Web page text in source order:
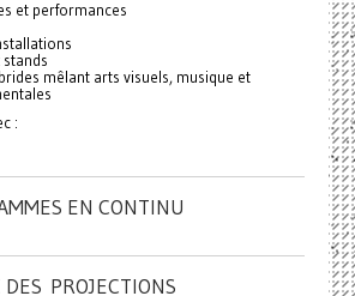
et performances
mêlant arts visuels, musique et
:
EN CONTINU
PROJECTIONS